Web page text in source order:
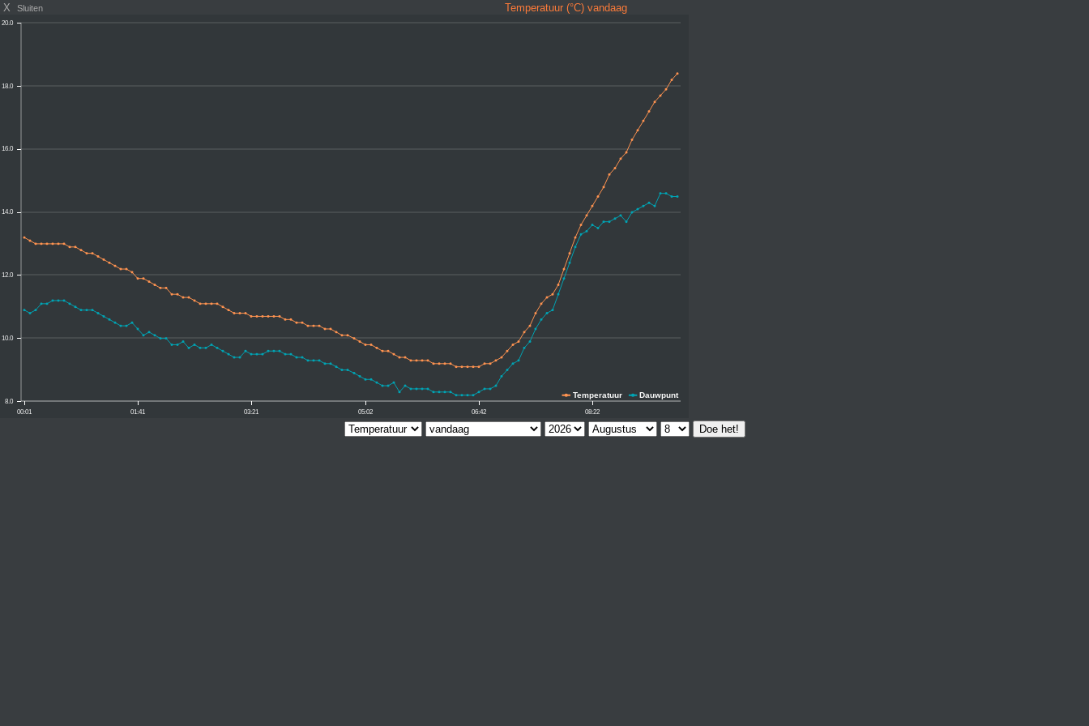
X Sluiten Temperatuur (°C) vandaag